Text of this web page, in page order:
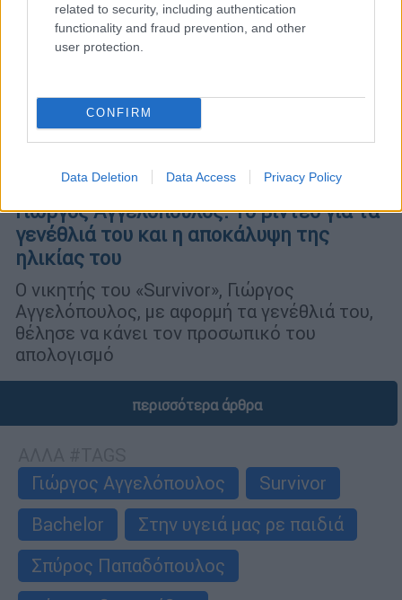
related to security, including authentication
functionality and fraud prevention, and other
user protection.
CONFIRM
Data Deletion Data Access Privacy Policy
Lifestyle|09.01.2021 09:12
Γιώργος Αγγελόπουλος: Το βίντεο για τα
γενέθλιά του και η αποκάλυψη της
ηλικίας του
Ο νικητής του «Survivor», Γιώργος
Αγγελόπουλος, με αφορμή τα γενέθλιά του,
θέλησε να κάνει τον προσωπικό του
απολογισμό
περισσότερα άρθρα
Γιώργος Αγγελόπουλος
Survivor
Bachelor
Στην υγειά μας ρε παιδιά
Σπύρος Παπαδόπουλος